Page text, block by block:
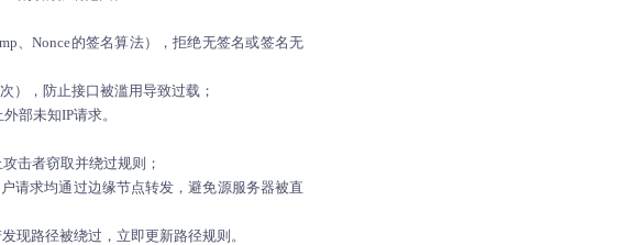
、Nonce的签名算法），拒绝无签名或签名无
），防止接口被滥用导致过载；
部未知IP请求。
击者窃取并绕过规则；
请求均通过边缘节点转发，避免源服务器被直
现路径被绕过，立即更新路径规则。